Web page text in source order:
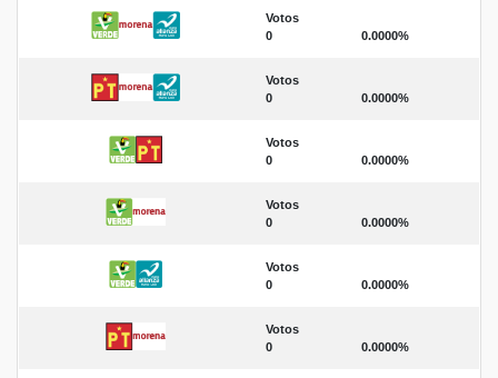
Votos
0
0.0000%
Votos
0
0.0000%
Votos
0
0.0000%
Votos
0
0.0000%
Votos
0
0.0000%
Votos
0
0.0000%